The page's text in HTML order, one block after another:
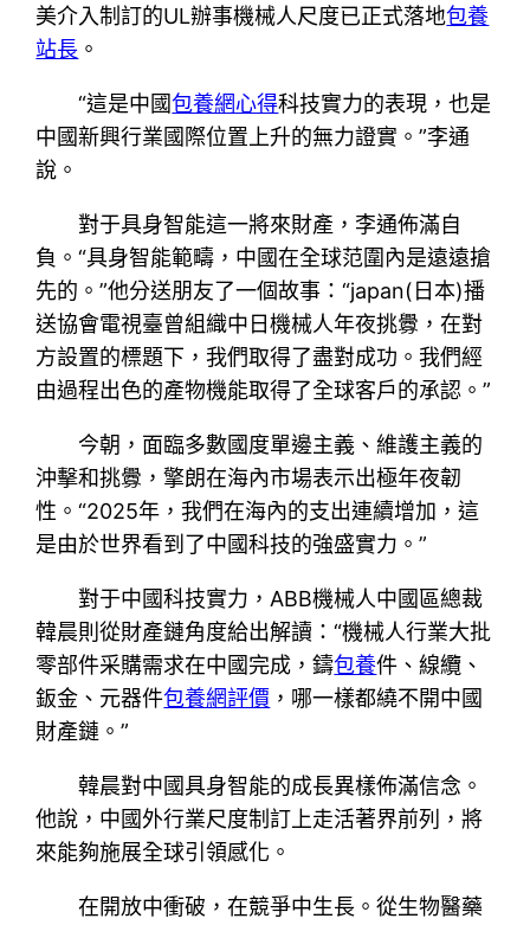
美介入制訂的UL辦事機械人尺度已正式落地包養
站長 。
“這是中國包養網心得科技實力的表現，也是
中國新興行業國際位置上升的無力證實。”李通
說。
對于具身智能這一將來財產，李通佈滿自
負。“具身智能範疇，中國在全球范圍內是遠遠搶
先的。”他分送朋友了一個故事：“japan(日本)播
送協會電視臺曾組織中日機械人年夜挑釁，在對
方設置的標題下，我們取得了盡對成功。我們經
由過程出色的產物機能取得了全球客戶的承認。”
今朝，面臨多數國度單邊主義、維護主義的
沖擊和挑釁，擎朗在海內市場表示出極年夜韌
性。“2025年，我們在海內的支出連續增加，這
是由於世界看到了中國科技的強盛實力。”
對于中國科技實力，ABB機械人中國區總裁
韓晨則從財產鏈角度給出解讀：“機械人行業大批
零部件采購需求在中國完成，鑄包養件、線纜、
鈑金、元器件包養網評價 ，哪一樣都繞不開中國
財產鏈。”
韓晨對中國具身智能的成長異樣佈滿信念。
他說，中國外行業尺度制訂上走活著界前列，將
來能夠施展全球引領感化。
在開放中衝破，在競爭中生長。從生物醫藥